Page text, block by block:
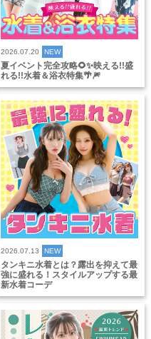
2026.07.20 NEW
夏イベント完全攻略🌻✨映える!!盛
れる!!水着＆浴衣特集🌴🎆
2026.07.13 NEW
タンキニ水着とは？露出を抑えて最
強に盛れる！スタイルアップする最
新水着コーデ